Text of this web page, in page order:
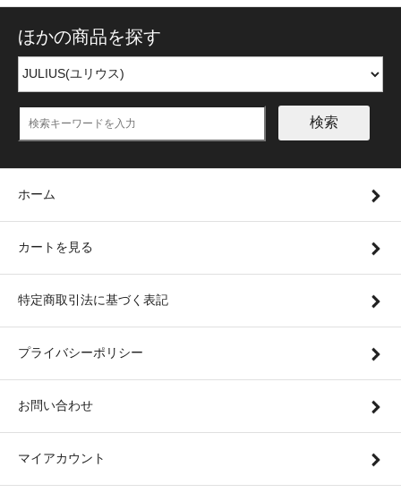
ほかの商品を探す
検索
ホーム
カートを見る
特定商取引法に基づく表記
プライバシーポリシー
お問い合わせ
マイアカウント